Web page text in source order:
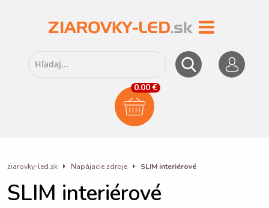
0.00 €
ziarovky-led.sk Napájacie zdroje SLIM interiérové
SLIM interiérové